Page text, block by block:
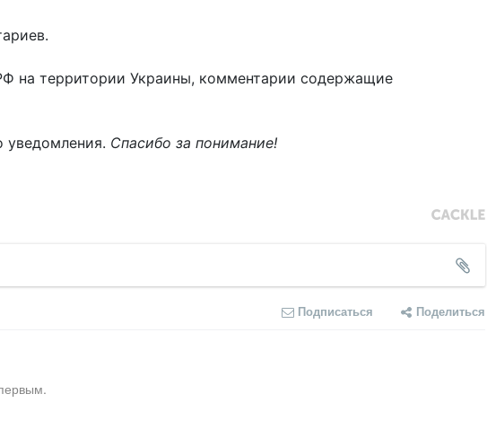
на территории Украины, комментарии содержащие
уведомления. Спасибо за понимание!
Подписаться Поделиться